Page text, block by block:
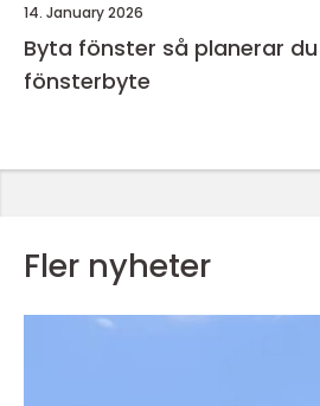
14. January 2026
Byta fönster så planerar du ett smart
fönsterbyte
Fler nyheter